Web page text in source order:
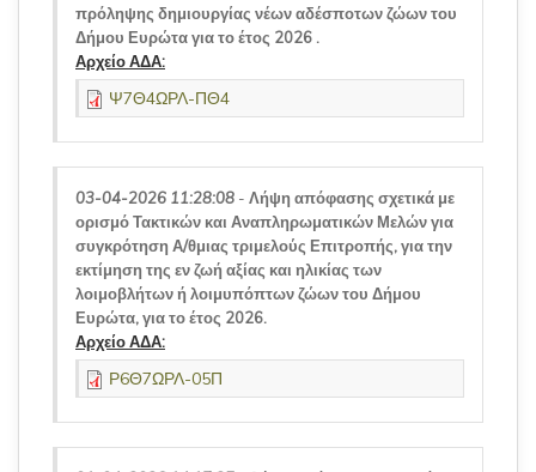
πρόληψης δημιουργίας νέων αδέσποτων ζώων του
Δήμου Ευρώτα για το έτος 2026 .
Αρχείο ΑΔΑ:
Ψ7Θ4ΩΡΛ-ΠΘ4
03-04-2026 11:28:08 - Λήψη απόφασης σχετικά με
ορισμό Τακτικών και Αναπληρωματικών Μελών για
συγκρότηση Α/θμιας τριμελούς Επιτροπής, για την
εκτίμηση της εν ζωή αξίας και ηλικίας των
λοιμοβλήτων ή λοιμυπόπτων ζώων του Δήμου
Ευρώτα, για το έτος 2026.
Αρχείο ΑΔΑ:
Ρ6Θ7ΩΡΛ-05Π